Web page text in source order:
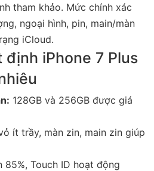
tham khảo. Mức chính xác
ngoại hình, pin, main/màn
iCloud.
định iPhone 7 Plus
128GB và 256GB được giá
ít trầy, màn zin, main zin giúp
85%, Touch ID hoạt động